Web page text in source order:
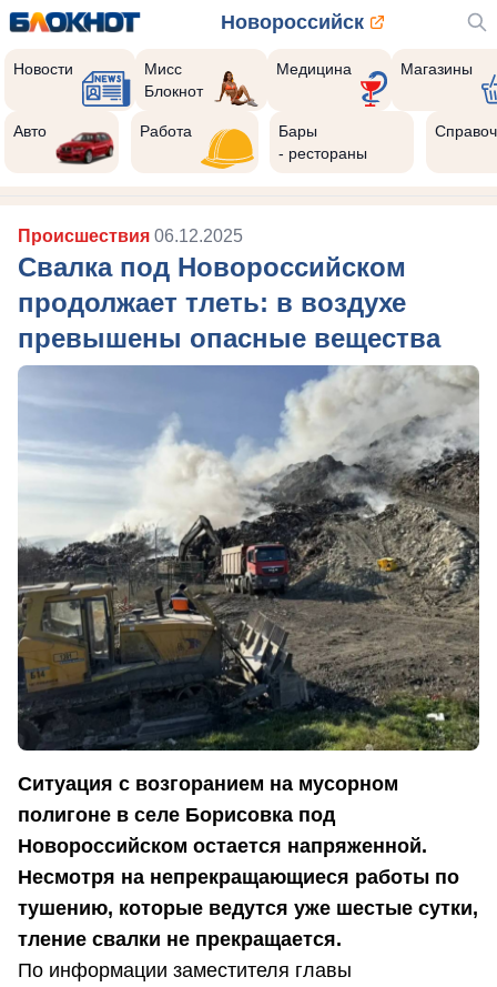
Новороссийск
Новости
Мисс
Блокнот
Медицина Магазины
Авто Работа
Бары
- рестораны
Происшествия 06.12.2025
Свалка под Новороссийском
продолжает тлеть: в воздухе
превышены опасные вещества
Ситуация с возгоранием на мусорном
полигоне в селе Борисовка под
Новороссийском остается напряженной.
Несмотря на непрекращающиеся работы по
тушению, которые ведутся уже шестые сутки,
тление свалки не прекращается.
По информации заместителя главы